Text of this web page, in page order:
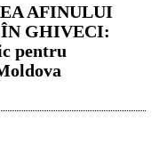
AFINULUI
GHIVECI:
pentru